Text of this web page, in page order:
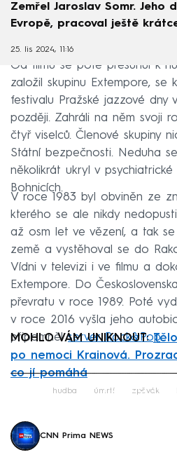
Zemřel Jaroslav Somr. Jeho
Evropě, pracoval ještě
25. lis 2024, 11:16
Od filmu se poté přesunul k
založil skupinu Extempore, se
festivalu Pražské jazzové
později. Zahráli na něm svoji
čtyř viselců. Členové skupiny
Státní bezpečnosti. Neduha
několikrát ukryl v
Bohnicích.
V roce 1983 byl obviněn ze
kterého se ale nikdy
až osm let ve vězení, a tak
země a vystěhoval se do
Vídni v televizi i ve filmu a
Extempore. Do
převratu v roce 1989. Poté
v roce 2016 vyšla jeho
připomnělserver Rock&Pop.
MOHLO VÁM UNIKNOUT:
po nemoci Krainová.
co jí pomáhá
Failed to
hudba úmrtí zpěvák
CNN Prima NEWS